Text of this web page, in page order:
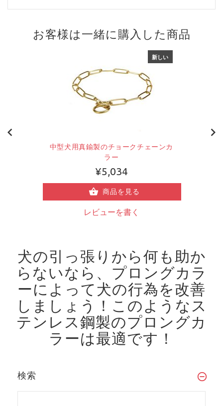
お客様は一緒に購入した商品
新しい
中型犬用真鍮製のチョークチェーンカ
ラー
¥5,034
商品を見る
レビューを書く
犬の引っ張りから何も助か
らないなら、プロングカラ
ーによって犬の行為を改善
しましょう！ このようなス
テンレス鋼製のプロングカ
ラーは最適です！
検索